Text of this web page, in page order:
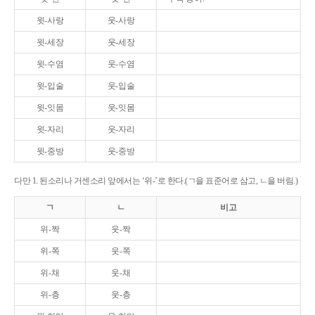
윗-사랑 웃-사랑
윗-세장 웃-세장
윗-수염 웃-수염
윗-입술 웃-입술
윗-잇몸 웃-잇몸
윗-자리 웃-자리
윗-중방 웃-중방
다만 1. 된소리나 거센소리 앞에서는 ‘위-’로 한다.(ㄱ을 표준어로 삼고, ㄴ을 버림.)
ㄱ ㄴ 비고
위-짝 웃-짝
위-쪽 웃-쪽
위-채 웃-채
위-층 웃-층